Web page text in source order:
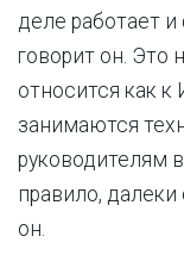
деле работает
говорит он. Это
относится как
занимаются
руководителям
правило,
он.